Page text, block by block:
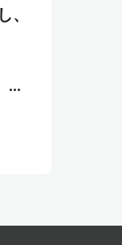
、
more_horiz